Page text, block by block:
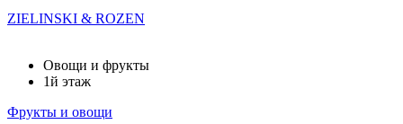
ZIELINSKI & ROZEN
Овощи и фрукты
1й этаж
Фрукты и овощи